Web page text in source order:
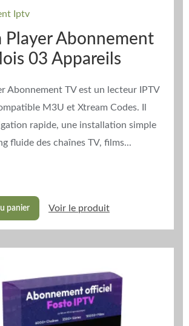
Iptv
Player Abonnement
03 Appareils
Abonnement TV est un lecteur IPTV
M3U et Xtream Codes. Il
rapide, une installation simple
fluide des chaînes TV, films...
panier Voir le produit